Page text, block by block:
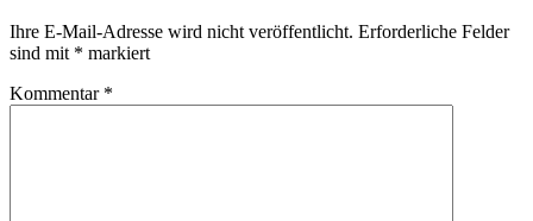
Ihre E-Mail-Adresse wird nicht veröffentlicht. Erforderliche Felder
sind mit * markiert
Kommentar *